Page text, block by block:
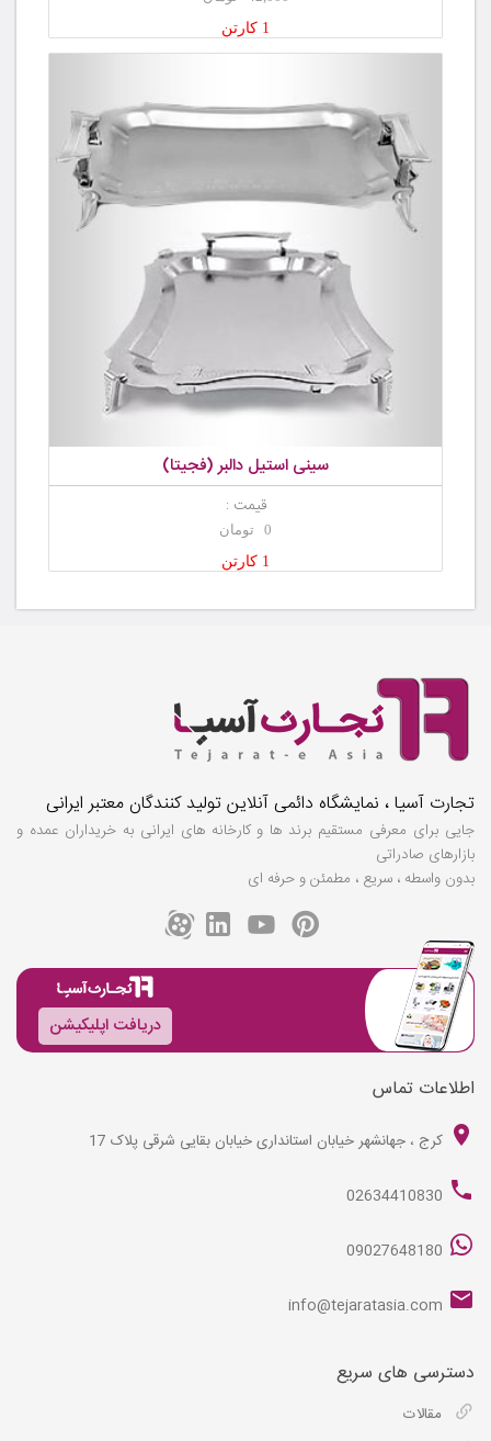
1 کارتن
سینی استیل دالبر (فجیتا)
قیمت :
0 تومان
1 کارتن
تجارت آسیا ، نمایشگاه دائمی آنلاین تولید کنندگان معتبر ایرانی
جایی برای معرفی مستقیم برند ها و کارخانه های ایرانی به خریداران عمده و
بازارهای صادراتی
بدون واسطه ، سریع ، مطمئن و حرفه ای
دریافت اپلیکیشن
اطلاعات تماس
کرج ، جهانشهر خیابان استانداری خیابان بقایی شرقی پلاک 17
02634410830
09027648180
info@tejaratasia.com
دسترسی های سریع
مقالات